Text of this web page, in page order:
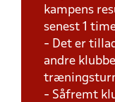
kampens
senest 1
- Det er
andre
- Såfremt